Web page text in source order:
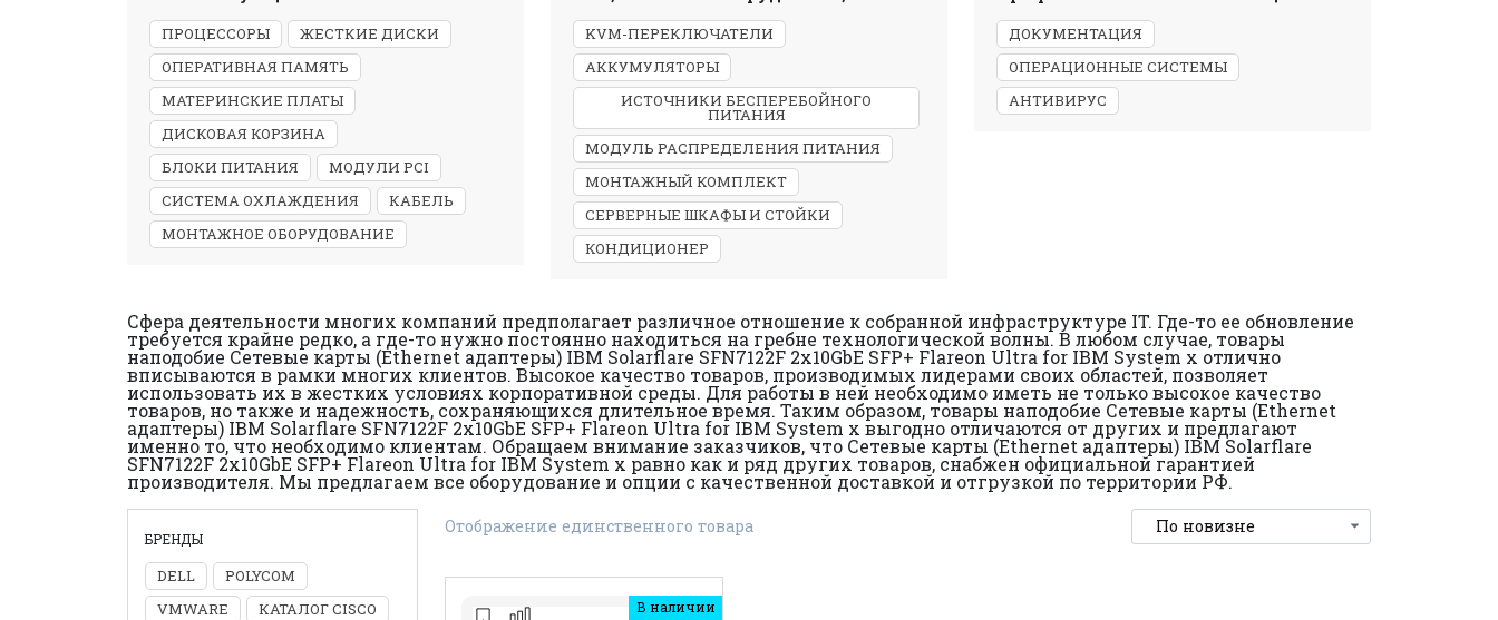
ПРОЦЕССОРЫ
ЖЕСТКИЕ ДИСКИ
ОПЕРАТИВНАЯ ПАМЯТЬ
МАТЕРИНСКИЕ ПЛАТЫ
ДИСКОВАЯ КОРЗИНА
БЛОКИ ПИТАНИЯ
МОДУЛИ PCI
СИСТЕМА ОХЛАЖДЕНИЯ
КАБЕЛЬ
МОНТАЖНОЕ ОБОРУДОВАНИЕ
KVM-ПЕРЕКЛЮЧАТЕЛИ
АККУМУЛЯТОРЫ
ИСТОЧНИКИ БЕСПЕРЕБОЙНОГО
ПИТАНИЯ
МОДУЛЬ РАСПРЕДЕЛЕНИЯ ПИТАНИЯ
МОНТАЖНЫЙ КОМПЛЕКТ
СЕРВЕРНЫЕ ШКАФЫ И СТОЙКИ
КОНДИЦИОНЕР
ДОКУМЕНТАЦИЯ
ОПЕРАЦИОННЫЕ СИСТЕМЫ
АНТИВИРУС
Сфера деятельности многих компаний предполагает различное отношение к собранной инфраструктуре IT. Где-то ее обновление
требуется крайне редко, а где-то нужно постоянно находиться на гребне технологической волны. В любом случае, товары
наподобие Сетевые карты (Ethernet адаптеры) IBM Solarflare SFN7122F 2x10GbE SFP+ Flareon Ultra for IBM System x отлично
вписываются в рамки многих клиентов. Высокое качество товаров, производимых лидерами своих областей, позволяет
использовать их в жестких условиях корпоративной среды. Для работы в ней необходимо иметь не только высокое качество
товаров, но также и надежность, сохраняющихся длительное время. Таким образом, товары наподобие Сетевые карты (Ethernet
адаптеры) IBM Solarflare SFN7122F 2x10GbE SFP+ Flareon Ultra for IBM System x выгодно отличаются от других и предлагают
именно то, что необходимо клиентам. Обращаем внимание заказчиков, что Сетевые карты (Ethernet адаптеры) IBM Solarflare
SFN7122F 2x10GbE SFP+ Flareon Ultra for IBM System x равно как и ряд других товаров, снабжен официальной гарантией
производителя. Мы предлагаем все оборудование и опции с качественной доставкой и отгрузкой по территории РФ.
БРЕНДЫ
DELL
POLYCOM
VMWARE
КАТАЛОГ CISCO
Отображение единственного товара
В наличии